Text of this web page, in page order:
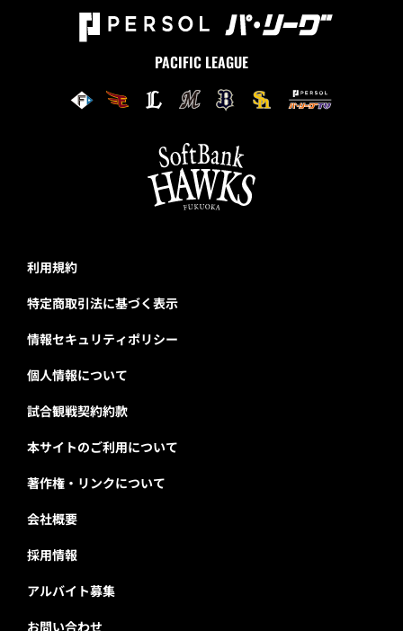
PACIFIC LEAGUE
利用規約
特定商取引法に基づく表示
情報セキュリティポリシー
個人情報について
試合観戦契約約款
本サイトのご利用について
著作権・リンクについて
会社概要
採用情報
アルバイト募集
お問い合わせ